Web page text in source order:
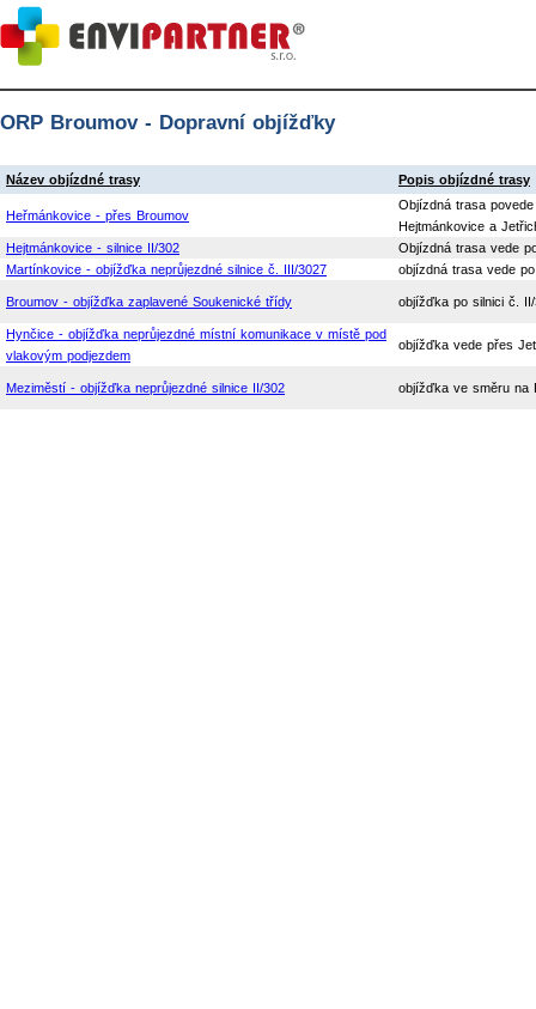
ORP Broumov - Dopravní objížďky
Název objízdné trasy Popis objízdné trasy
Heřmánkovice - přes Broumov
Objízdná trasa
Hejtmánkovice a
Hejtmánkovice - silnice II/302
Objízdná trasa vede
Martínkovice - objížďka neprůjezdné silnice č. III/3027
objízdná trasa vede
Broumov - objížďka zaplavené Soukenické třídy objížďka po silnici č.
Hynčice - objížďka neprůjezdné místní komunikace v místě pod
vlakovým podjezdem
objížďka vede přes
Meziměstí - objížďka neprůjezdné silnice II/302 objížďka ve směru na